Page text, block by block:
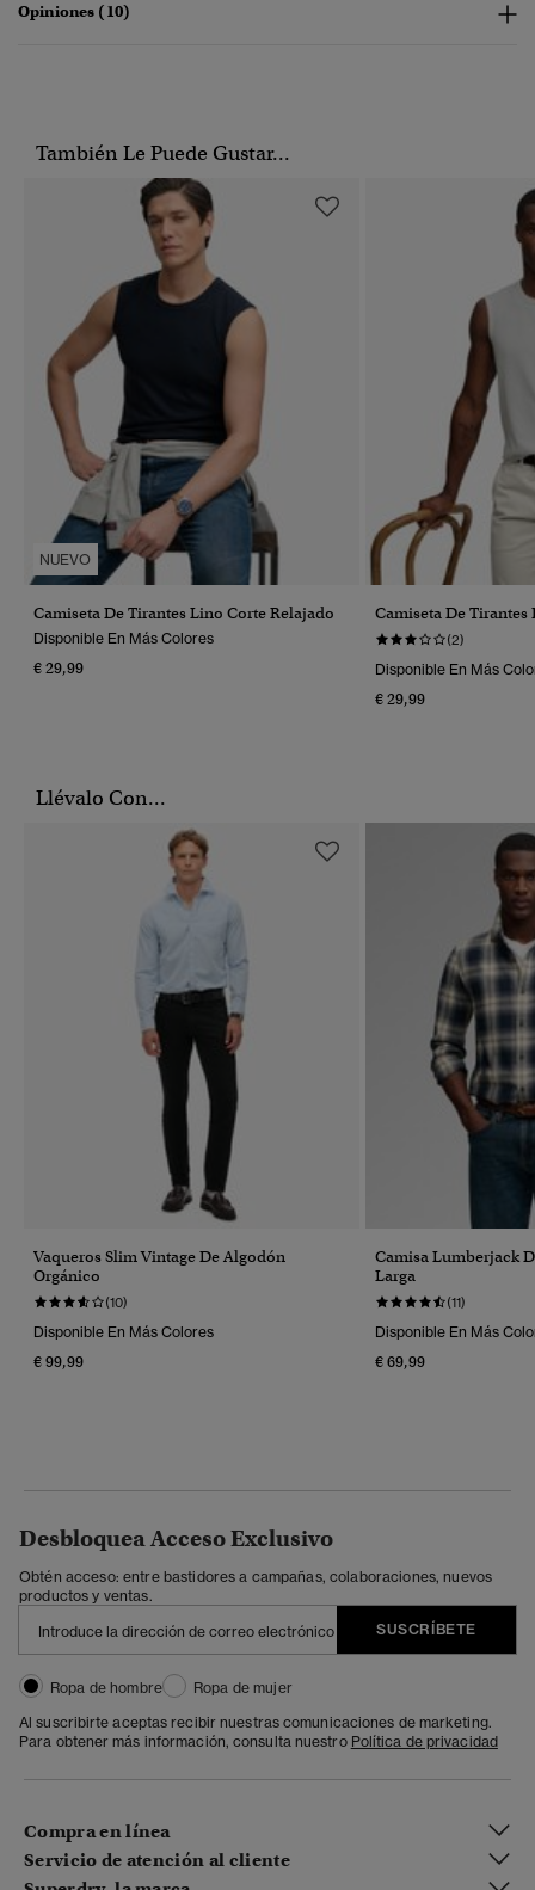
Opiniones (10)
También Le Puede Gustar...
NUEVO
Camiseta De Tirantes Lino Corte Relajado
Disponible En Más Colores
€ 29,99
Camiseta De
(2)
Disponible En Más
€ 29,99
Llévalo Con...
Vaqueros Slim Vintage De Algodón
Orgánico
(10)
Disponible En Más Colores
€ 99,99
Camisa Lumberjack
Larga
(11)
Disponible En Más
€ 69,99
Desbloquea Acceso Exclusivo
Obtén acceso: entre bastidores a campañas, colaboraciones, nuevos
productos y ventas.
SUSCRÍBETE
Ropa de hombre
Ropa de mujer
Al suscribirte aceptas recibir nuestras comunicaciones de marketing.
Para obtener más información, consulta nuestro Política de privacidad
Compra en línea
Servicio de atención al cliente